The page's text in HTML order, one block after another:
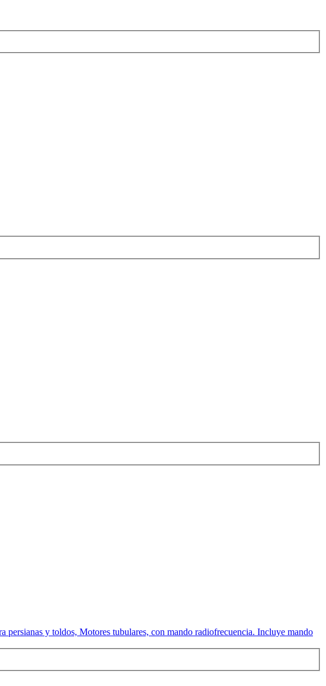
y toldos, Motores tubulares, con mando radiofrecuencia. Incluye mando